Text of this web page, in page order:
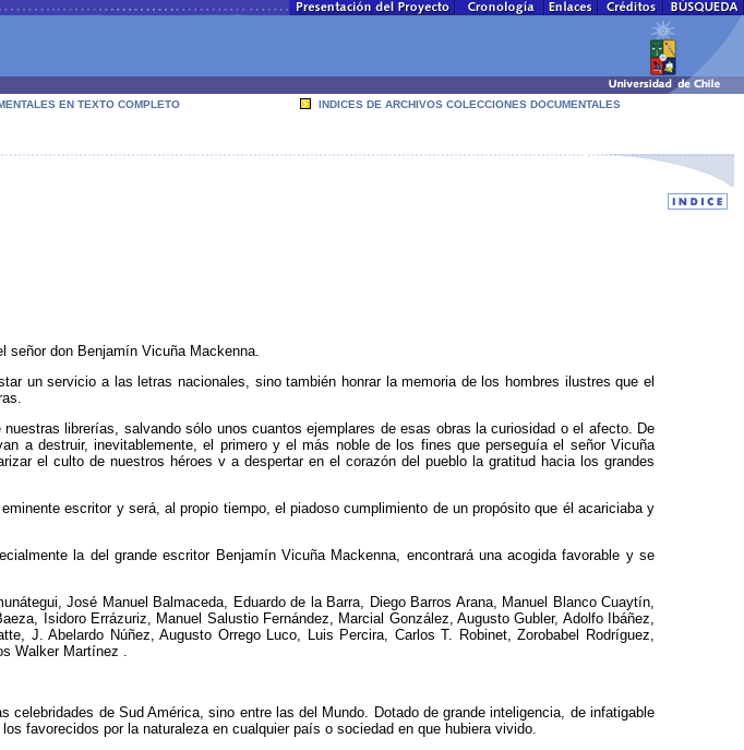
EN TEXTO COMPLETO INDICES DE ARCHIVOS COLECCIONES DOCUMENTALES
señor don Benjamín Vicuña Mackenna.
un servicio a las letras nacionales, sino también honrar la memoria de los hombres ilustres que el
librerías, salvando sólo unos cuantos ejemplares de esas obras la curiosidad o el afecto. De
a destruir, inevitablemente, el primero y el más noble de los fines que perseguía el señor Vicuña
el culto de nuestros héroes v a despertar en el corazón del pueblo la gratitud hacia los grandes
escritor y será, al propio tiempo, el piadoso cumplimiento de un propósito que él acariciaba y
la del grande escritor Benjamín Vicuña Mackenna, encontrará una acogida favorable y se
José Manuel Balmaceda, Eduardo de la Barra, Diego Barros Arana, Manuel Blanco Cuaytín,
Isidoro Errázuriz, Manuel Salustio Fernández, Marcial González, Augusto Gubler, Adolfo Ibáñez,
J. Abelardo Núñez, Augusto Orrego Luco, Luis Percira, Carlos T. Robinet, Zorobabel Rodríguez,
Walker Martínez .
de Sud América, sino entre las del Mundo. Dotado de grande inteligencia, de infatigable
favorecidos por la naturaleza en cualquier país o sociedad en que hubiera vivido.